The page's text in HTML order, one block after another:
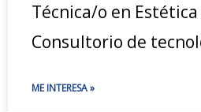
Técnica/o en
Consultorio de
ME INTERESA »